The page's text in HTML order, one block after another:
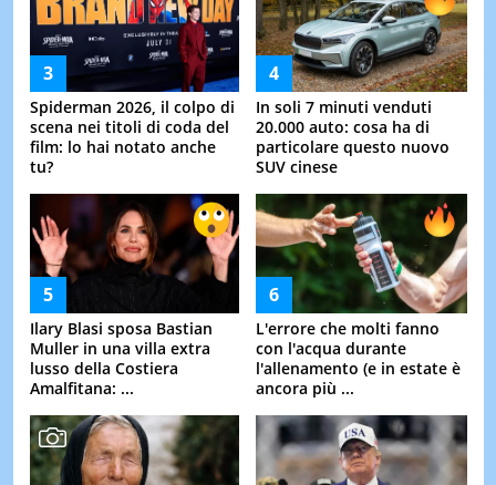
Spiderman 2026, il colpo di
scena nei titoli di coda del
film: lo hai notato anche
tu?
In soli 7 minuti venduti
20.000 auto: cosa ha di
particolare questo nuovo
SUV cinese
Ilary Blasi sposa Bastian
Muller in una villa extra
lusso della Costiera
Amalfitana: ...
L'errore che molti fanno
con l'acqua durante
l'allenamento (e in estate è
ancora più ...